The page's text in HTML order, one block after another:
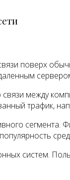
поверх
между
трафик,
сегмента.
систем.